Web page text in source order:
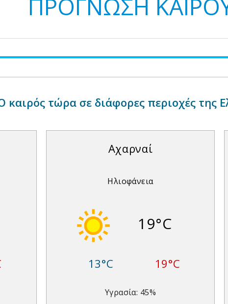
ΠΡΟΓΝΩΣΗ
καιρός τώρα σε διάφορες περιοχές της
Αχαρναί
Ηλιοφάνεια
19°C
13°C 19°C
Υγρασία: 45%